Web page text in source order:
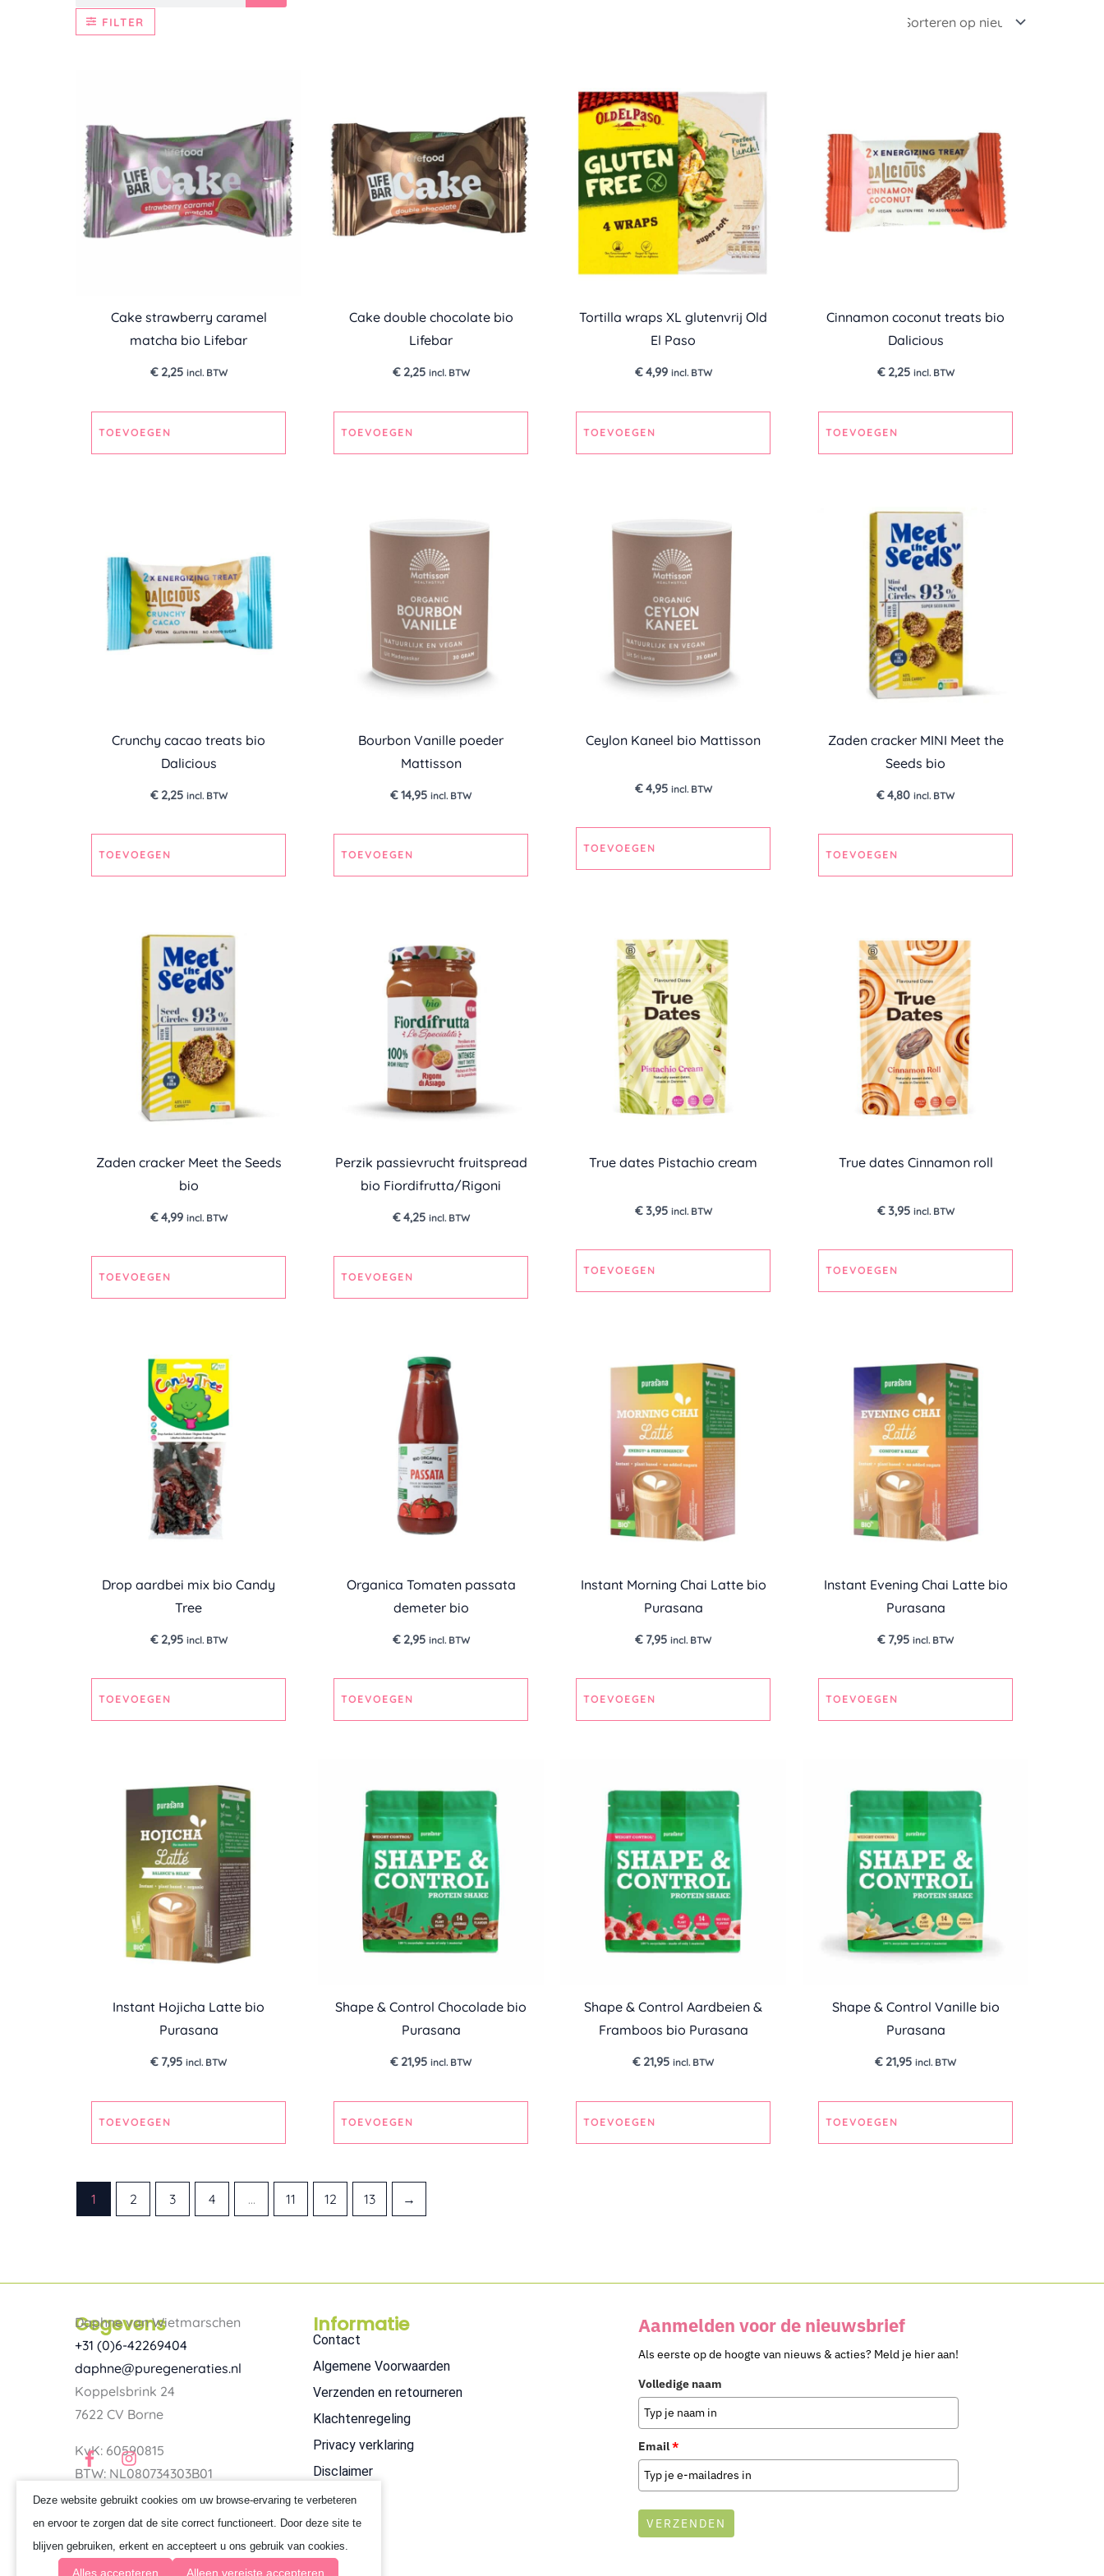
FILTER
Cake strawberry caramel
matcha bio Lifebar
€2,25 incl. BTW
TOEVOEGEN
Cake double chocolate bio
Lifebar
€2,25 incl. BTW
TOEVOEGEN
Tortilla wraps XL glutenvrij Old
El Paso
€4,99 incl. BTW
TOEVOEGEN
Cinnamon coconut treats bio
Dalicious
€2,25 incl. BTW
TOEVOEGEN
Crunchy cacao treats bio
Dalicious
€2,25 incl. BTW
TOEVOEGEN
Bourbon Vanille poeder
Mattisson
€14,95 incl. BTW
TOEVOEGEN
Ceylon Kaneel bio Mattisson
€4,95 incl. BTW
TOEVOEGEN
Zaden cracker MINI Meet the
Seeds bio
€4,80 incl. BTW
TOEVOEGEN
Zaden cracker Meet the Seeds
bio
€4,99 incl. BTW
TOEVOEGEN
Perzik passievrucht fruitspread
bio Fiordifrutta/Rigoni
€4,25 incl. BTW
TOEVOEGEN
True dates Pistachio cream
€3,95 incl. BTW
TOEVOEGEN
True dates Cinnamon roll
€3,95 incl. BTW
TOEVOEGEN
Drop aardbei mix bio Candy
Tree
€2,95 incl. BTW
TOEVOEGEN
Organica Tomaten passata
demeter bio
€2,95 incl. BTW
TOEVOEGEN
Instant Morning Chai Latte bio
Purasana
€7,95 incl. BTW
TOEVOEGEN
Instant Evening Chai Latte bio
Purasana
€7,95 incl. BTW
TOEVOEGEN
Instant Hojicha Latte bio
Purasana
€7,95 incl. BTW
TOEVOEGEN
Shape & Control Chocolade bio
Purasana
€21,95 incl. BTW
TOEVOEGEN
Shape & Control Aardbeien &
Framboos bio Purasana
€21,95 incl. BTW
TOEVOEGEN
Shape & Control Vanille bio
Purasana
€21,95 incl. BTW
TOEVOEGEN
1 2 3 4 … 11 12 13 →
Gegevens
Daphne van Wietmarschen
+31 (0)6-42269404
daphne@puregeneraties.nl
Koppelsbrink 24
7622 CV Borne
KvK: 60590815
BTW: NL080734303B01
F
a
c
e
b
o
o
k
I
n
s
t
a
g
r
a
Informatie
Contact
Algemene Voorwaarden
Verzenden en retourneren
Klachtenregeling
Privacy verklaring
Disclaimer
Aanmelden voor de nieuwsbrief
Als eerste op de hoogte van nieuws & acties? Meld je hier aan!
Volledige naam
Email*
VERZENDEN
Deze website gebruikt cookies om uw browse-ervaring te verbeteren
en ervoor te zorgen dat de site correct functioneert. Door deze site te
blijven gebruiken, erkent en accepteert u ons gebruik van cookies.
Alles accepteren Alleen vereiste accepteren